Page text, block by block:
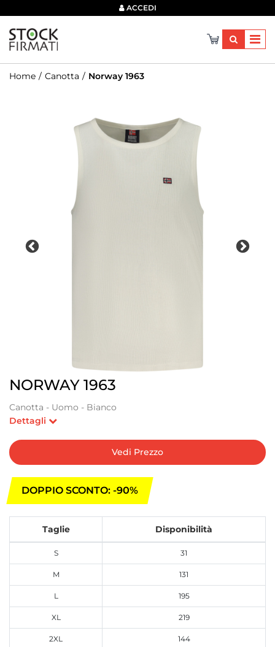
ACCEDI
Home Canotta Norway 1963
NORWAY 1963
Canotta - Uomo - Bianco
Dettagli
Vedi Prezzo
DOPPIO SCONTO: -90%
Taglie Disponibilità
S 31
M 131
L 195
XL 219
2XL 144